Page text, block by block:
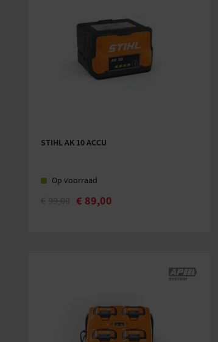
Twee vermogensniveaus om stil en
STIHL AK 10 ACCU
Op voorraad
€ 99,00 € 89,00